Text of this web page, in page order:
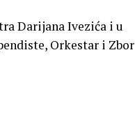
Darijana Ivezića i u
Orkestar i Zbor